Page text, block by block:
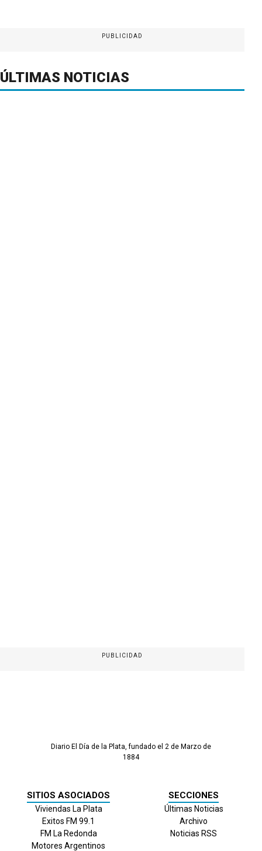
PUBLICIDAD
ÚLTIMAS NOTICIAS
PUBLICIDAD
Diario El Día de la Plata, fundado el 2 de Marzo de
1884
SITIOS ASOCIADOS
Viviendas La Plata
Exitos FM 99.1
FM La Redonda
Motores Argentinos
SECCIONES
Últimas Noticias
Archivo
Noticias RSS